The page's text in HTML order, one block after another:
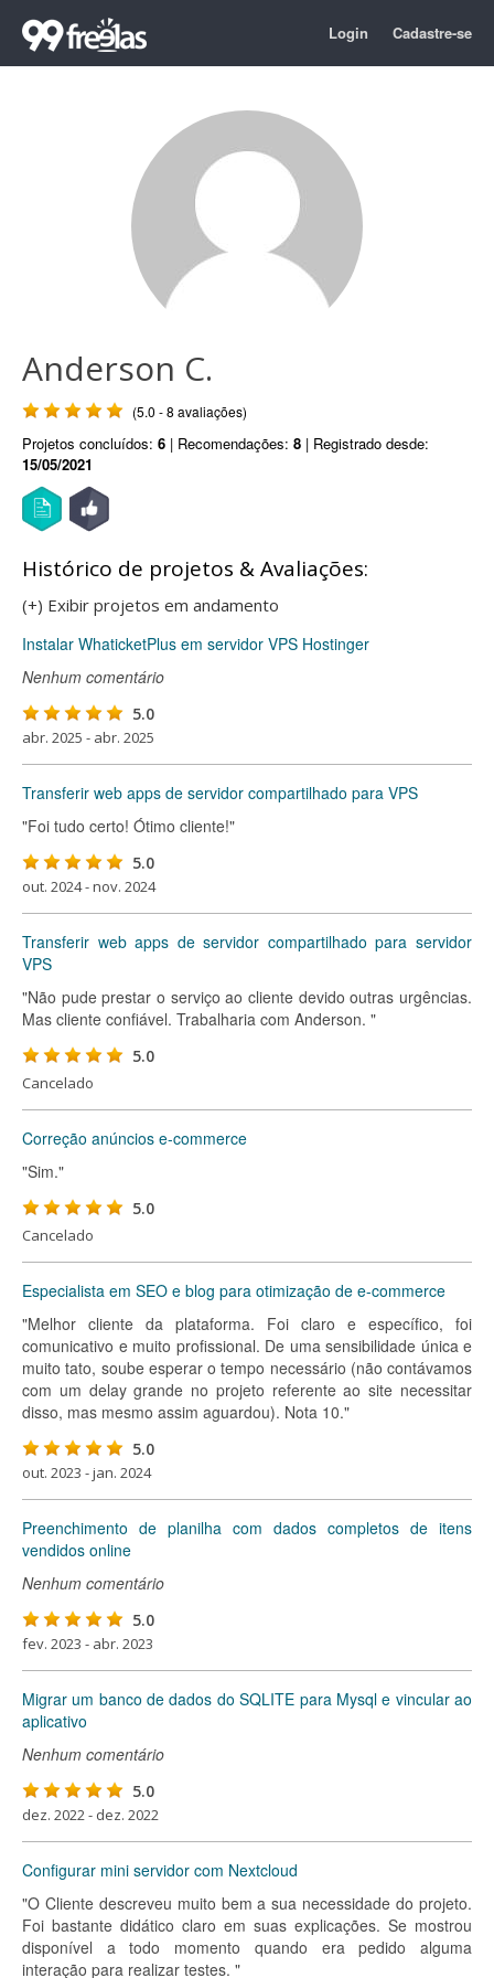
Login Cadastre-se
Anderson C.
(5.0 - 8 avaliações)
Projetos concluídos: 6 | Recomendações: 8 | Registrado desde:
15/05/2021
Histórico de projetos & Avaliações:
(+) Exibir projetos em andamento
Instalar WhaticketPlus em servidor VPS Hostinger
Nenhum comentário
5.0
abr. 2025 - abr. 2025
Transferir web apps de servidor compartilhado para VPS
"Foi tudo certo! Ótimo cliente!"
5.0
out. 2024 - nov. 2024
Transferir web apps de servidor compartilhado para servidor
VPS
"Não pude prestar o serviço ao cliente devido outras urgências.
Mas cliente confiável. Trabalharia com Anderson. "
5.0
Cancelado
Correção anúncios e-commerce
"Sim."
5.0
Cancelado
Especialista em SEO e blog para otimização de e-commerce
"Melhor cliente da plataforma. Foi claro e específico, foi
comunicativo e muito profissional. De uma sensibilidade única e
muito tato, soube esperar o tempo necessário (não contávamos
com um delay grande no projeto referente ao site necessitar
disso, mas mesmo assim aguardou). Nota 10."
5.0
out. 2023 - jan. 2024
Preenchimento de planilha com dados completos de itens
vendidos online
Nenhum comentário
5.0
fev. 2023 - abr. 2023
Migrar um banco de dados do SQLITE para Mysql e vincular ao
aplicativo
Nenhum comentário
5.0
dez. 2022 - dez. 2022
Configurar mini servidor com Nextcloud
"O Cliente descreveu muito bem a sua necessidade do projeto.
Foi bastante didático claro em suas explicações. Se mostrou
disponível a todo momento quando era pedido alguma
interação para realizar testes. "